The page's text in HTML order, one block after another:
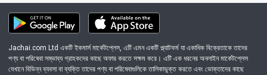
Jachai.com Ltd একটি ইকমার্স মার্কেটপ্লেস, এটি এমন একটি প্ল্যাটফর্ম যা একাধিক বিক্রেতাকে তাদের
পণ্য বা পরিষেবা সম্ভাব্য গ্রাহকদের কাছে অফার করতে সক্ষম করে। এটি এক ধরনের অনলাইন মার্কেটপ্লেস
যেখানে বিভিন্ন ব্যবসা বা ব্যক্তি তাদের পণ্য বা পরিষেবাগুলিকে তালিকাভুক্ত করতে এবং ভোক্তাদের কাছে